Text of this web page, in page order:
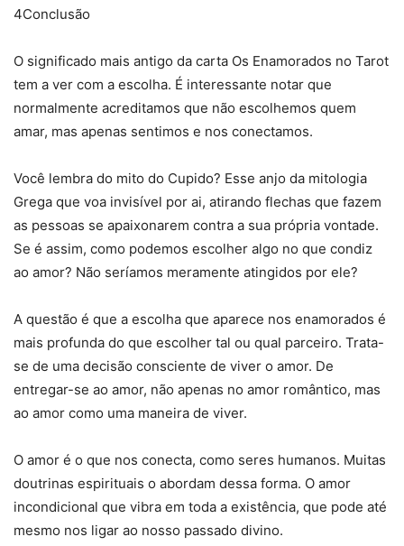
4Conclusão
O significado mais antigo da carta Os Enamorados no Tarot
tem a ver com a escolha. É interessante notar que
normalmente acreditamos que não escolhemos quem
amar, mas apenas sentimos e nos conectamos.
Você lembra do mito do Cupido? Esse anjo da mitologia
Grega que voa invisível por ai, atirando flechas que fazem
as pessoas se apaixonarem contra a sua própria vontade.
Se é assim, como podemos escolher algo no que condiz
ao amor? Não seríamos meramente atingidos por ele?
A questão é que a escolha que aparece nos enamorados é
mais profunda do que escolher tal ou qual parceiro. Trata-
se de uma decisão consciente de viver o amor. De
entregar-se ao amor, não apenas no amor romântico, mas
ao amor como uma maneira de viver.
O amor é o que nos conecta, como seres humanos. Muitas
doutrinas espirituais o abordam dessa forma. O amor
incondicional que vibra em toda a existência, que pode até
mesmo nos ligar ao nosso passado divino.